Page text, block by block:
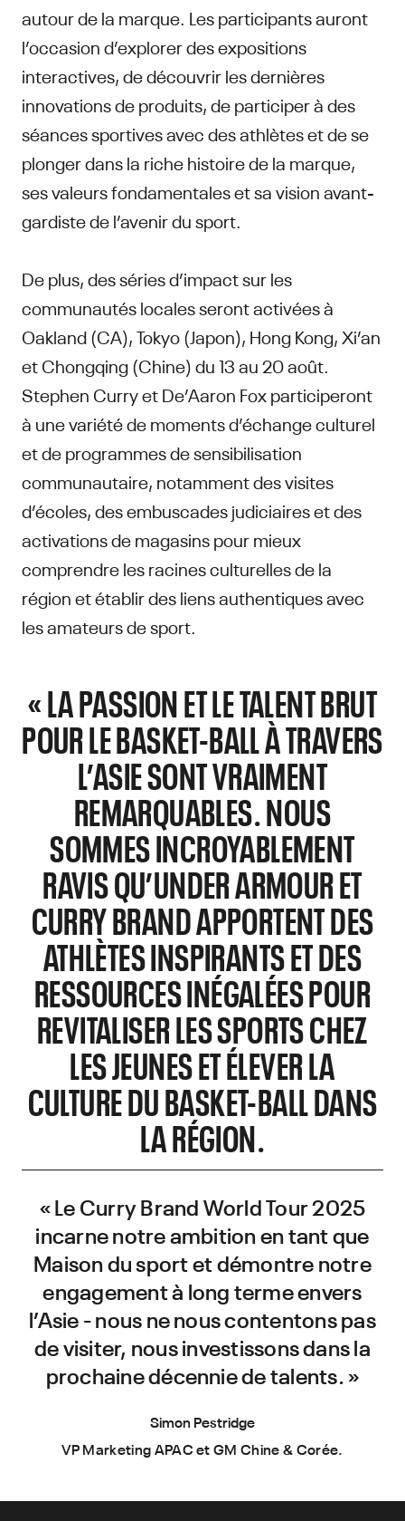
autour de la marque. Les participants auront
l’occasion d’explorer des expositions
interactives, de découvrir les dernières
innovations de produits, de participer à des
séances sportives avec des athlètes et de se
plonger dans la riche histoire de la marque,
ses valeurs fondamentales et sa vision avant-
gardiste de l’avenir du sport.
De plus, des séries d’impact sur les
communautés locales seront activées à
Oakland (CA), Tokyo (Japon), Hong Kong, Xi’an
et Chongqing (Chine) du 13 au 20 août.
Stephen Curry et De’Aaron Fox participeront
à une variété de moments d’échange culturel
et de programmes de sensibilisation
communautaire, notamment des visites
d’écoles, des embuscades judiciaires et des
activations de magasins pour mieux
comprendre les racines culturelles de la
région et établir des liens authentiques avec
les amateurs de sport.
« LA PASSION ET LE TALENT BRUT
POUR LE BASKET-BALL À TRAVERS
L’ASIE SONT VRAIMENT
REMARQUABLES. NOUS
SOMMES INCROYABLEMENT
RAVIS QU’UNDER ARMOUR ET
CURRY BRAND APPORTENT DES
ATHLÈTES INSPIRANTS ET DES
RESSOURCES INÉGALÉES POUR
REVITALISER LES SPORTS CHEZ
LES JEUNES ET ÉLEVER LA
CULTURE DU BASKET-BALL DANS
LA RÉGION.
« Le Curry Brand World Tour 2025
incarne notre ambition en tant que
Maison du sport et démontre notre
engagement à long terme envers
l’Asie - nous ne nous contentons pas
de visiter, nous investissons dans la
prochaine décennie de talents. »
Simon Pestridge
VP Marketing APAC et GM Chine & Corée.